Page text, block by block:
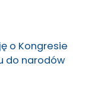
o Kongresie
do narodów